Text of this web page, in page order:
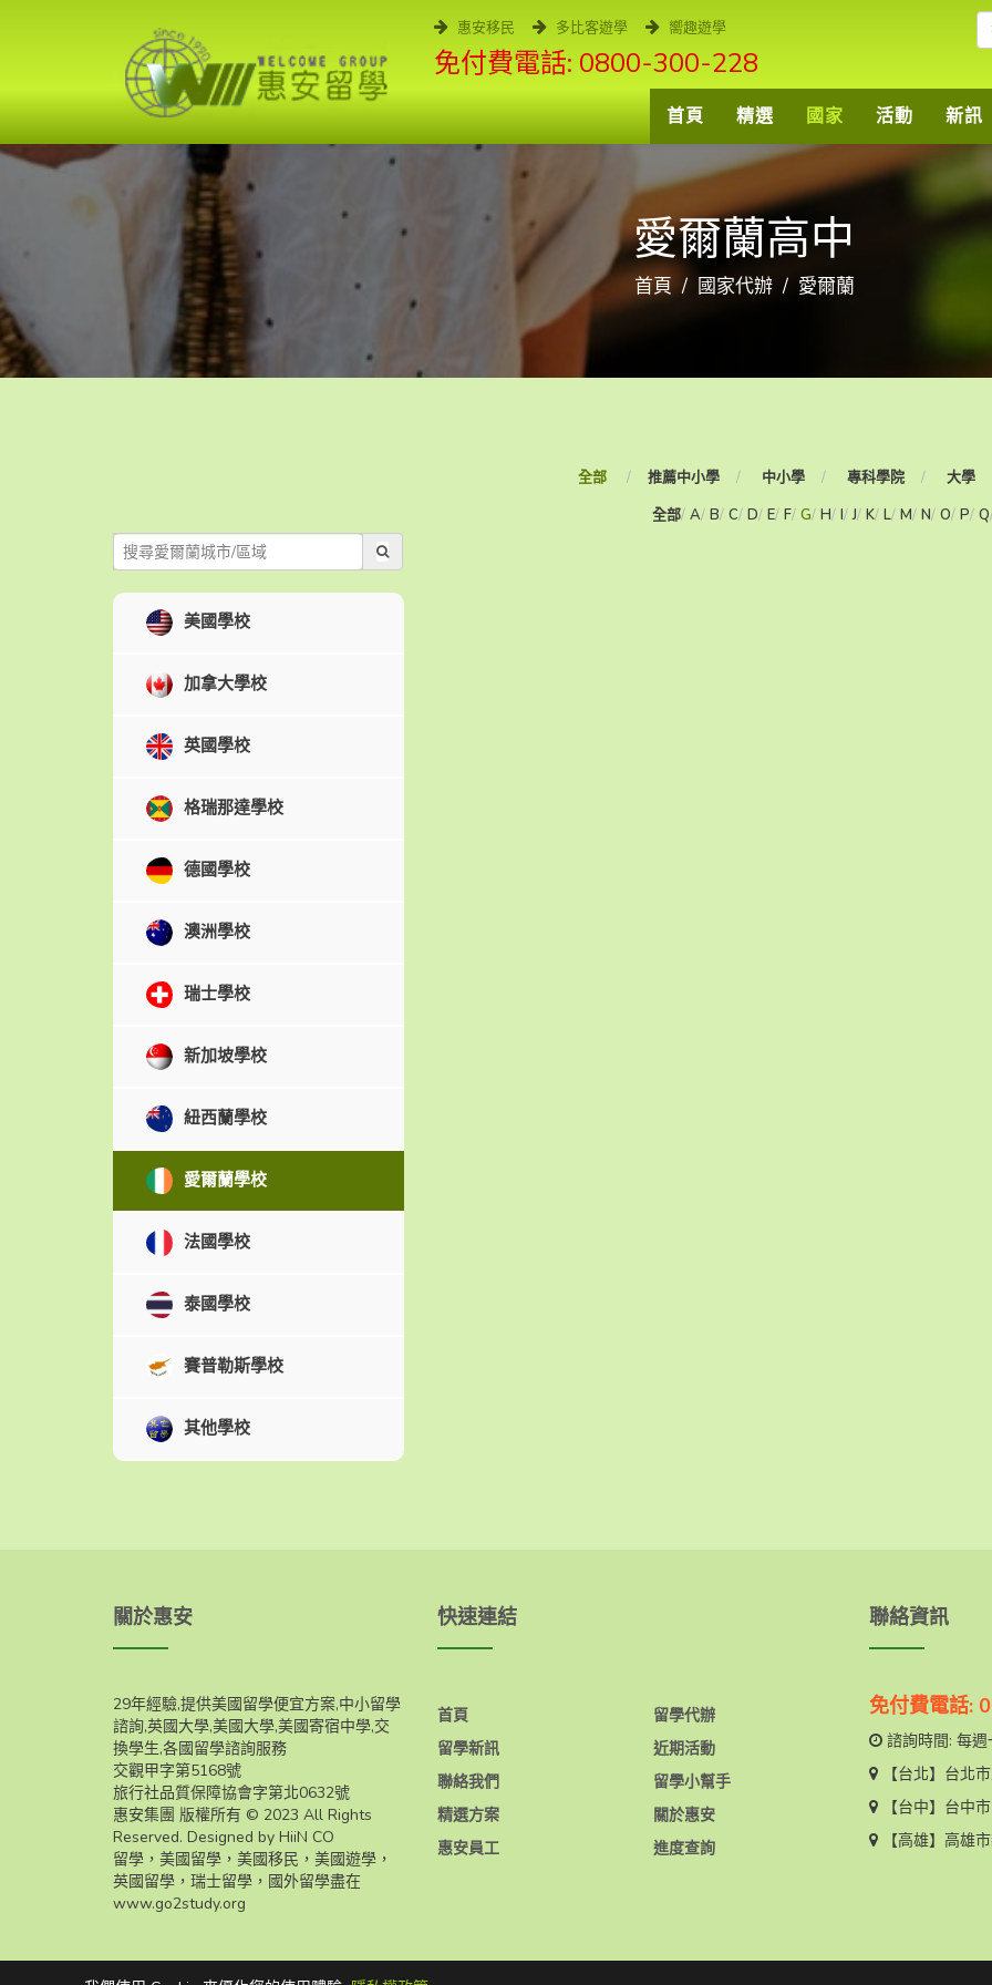
惠安移民 多比客遊學 嚮趣遊學
免付費電話: 0800-300-228
首頁 精選 國家 活動 新訊
愛爾蘭高中
首頁 國家代辦 愛爾蘭
美國學校
加拿大學校
英國學校
格瑞那達學校
德國學校
澳洲學校
瑞士學校
新加坡學校
紐西蘭學校
愛爾蘭學校
法國學校
泰國學校
賽普勒斯學校
其他學校
全部 推薦中小學 中小學 專科學院 大學
全部 A B C D E F G H I J K L M N O P Q
關於惠安
29年經驗,提供美國留學便宜方案,中小留學
諮詢,英國大學,美國大學,美國寄宿中學,交
換學生,各國留學諮詢服務
交觀甲字第5168號
旅行社品質保障協會字第北0632號
惠安集團 版權所有 © 2023 All Rights
Reserved. Designed by HiiN CO
留學，美國留學，美國移民，美國遊學，
英國留學，瑞士留學，國外留學盡在
www.go2study.org
快速連結
首頁
留學新訊
聯絡我們
精選方案
惠安員工
留學代辦
近期活動
留學小幫手
關於惠安
進度查詢
聯絡資訊
免付費電話:
諮詢時間: 每週
【台北】 台北
【台中】 台中
【高雄】 高雄